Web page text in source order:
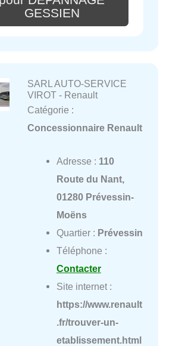
GESSIEN
SARL AUTO-SERVICE
VIROT - Renault
Catégorie :
Concessionnaire Renault
Adresse : 110
Route du Nant,
01280 Prévessin-
Moëns
Quartier : Prévessin
Téléphone :
Contacter
Site internet :
https://www.renault
.fr/trouver-un-
etablissement.html